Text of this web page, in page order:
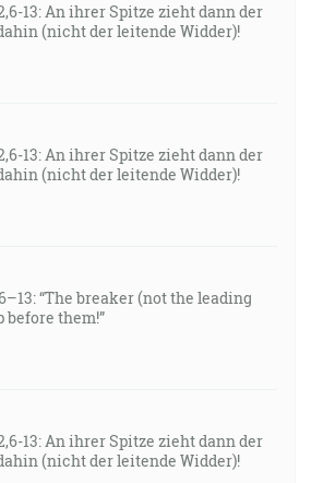
13: An ihrer Spitze zieht dann der
(nicht der leitende Widder)!
13: An ihrer Spitze zieht dann der
(nicht der leitende Widder)!
“The breaker (not the leading
before them!”
13: An ihrer Spitze zieht dann der
(nicht der leitende Widder)!